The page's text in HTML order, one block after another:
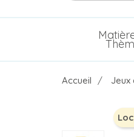
Accueil Jeux